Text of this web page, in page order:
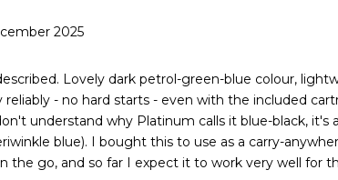
2025
Lovely dark petrol-green-blue colour,
reliably - no hard starts - even with the included
understand why Platinum calls it blue-black, it's
blue). I bought this to use as a carry-
the go, and so far I expect it to work very well for